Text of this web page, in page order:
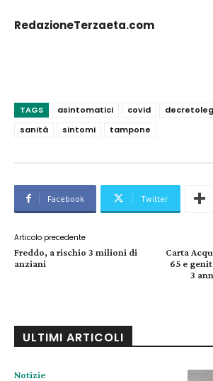
RedazioneTerzaeta.com
TAGS asintomatici covid
sanità
sintomi tampone
Facebook Twitter
Articolo precedente
Freddo, a rischio 3 milioni di
anziani
Carta
65 e
3
ULTIMI ARTICOLI
Notizie